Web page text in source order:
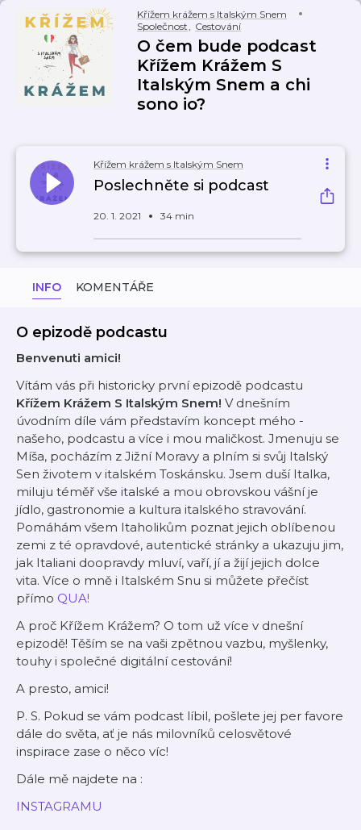
Křížem krážem s Italským Snem
Společnost, Cestování
O čem bude podcast
Křížem Krážem S
Italským Snem a chi
sono io?
Křížem krážem s Italským Snem
Poslechněte si podcast
20. 1. 2021 34 min
INFO KOMENTÁŘE
O epizodě podcastu
Benvenuti amici!
Vítám vás při historicky první epizodě podcastu
Křížem Krážem S Italským Snem! V dnešním
úvodním díle vám představím koncept mého -
našeho, podcastu a více i mou maličkost. Jmenuju se
Míša, pocházím z Jižní Moravy a plním si svůj Italský
Sen životem v italském Toskánsku. Jsem duší Italka,
miluju téměř vše italské a mou obrovskou vášní je
jídlo, gastronomie a kultura italského stravování.
Pomáhám všem Itaholikům poznat jejich oblíbenou
zemi z té opravdové, autentické stránky a ukazuju jim,
jak Italiani doopravdy mluví, vaří, jí a žijí jejich dolce
vita. Více o mně i Italském Snu si můžete přečíst
přímo QUA!
A proč Křížem Krážem? O tom už více v dnešní
epizodě! Těším se na vaši zpětnou vazbu, myšlenky,
touhy i společné digitální cestování!
A presto, amici!
P. S. Pokud se vám podcast líbil, pošlete jej per favore
dále do světa, ať je nás milovníků celosvětové
inspirace zase o něco víc!
Dále mě najdete na :
INSTAGRAMU